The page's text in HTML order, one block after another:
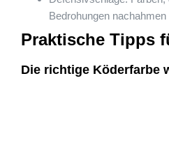
Bedrohungen nachahmen
Praktische Tipps
Die richtige Köderfarbe